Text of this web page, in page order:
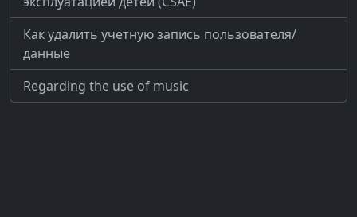
Как удалить учетную запись пользователя/
данные
Regarding the use of music